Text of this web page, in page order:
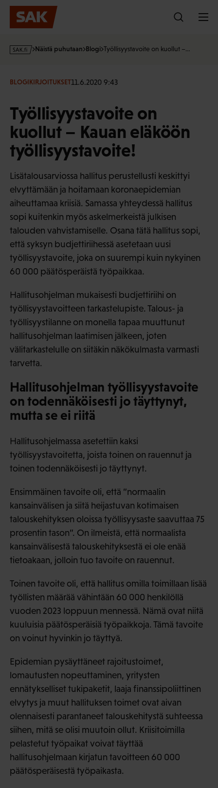
Hyppää
sisältöön
s
·
Näistä puhutaan Blogi Työllisyystavoite on kuollut –…
BLOGIKIRJOITUKSET11.6.2020 9:43
Työllisyystavoite on
kuollut – Kauan eläköön
työllisyystavoite!
Lisätalousarviossa hallitus perustellusti keskittyi
elvyttämään ja hoitamaan koronaepidemian
aiheuttamaa kriisiä. Samassa yhteydessä hallitus
sopi kuitenkin myös askelmerkeistä julkisen
talouden vahvistamiselle. Osana tätä hallitus sopi,
että syksyn budjettiriihessä asetetaan uusi
työllisyystavoite, joka on suurempi kuin nykyinen
60 000 päätösperäistä työpaikkaa.
Hallitusohjelman mukaisesti budjettiriihi on
työllisyystavoitteen tarkastelupiste. Talous- ja
työllisyystilanne on monella tapaa muuttunut
hallitusohjelman laatimisen jälkeen, joten
välitarkastelulle on siitäkin näkökulmasta varmasti
tarvetta.
Hallitusohjelman työllisyystavoite
on todennäköisesti jo täyttynyt,
mutta se ei riitä
Hallitusohjelmassa asetettiin kaksi
työllisyystavoitetta, joista toinen on rauennut ja
toinen todennäköisesti jo täyttynyt.
Ensimmäinen tavoite oli, että ”normaalin
kansainvälisen ja siitä heijastuvan kotimaisen
talouskehityksen oloissa työllisyysaste saavuttaa 75
prosentin tason”. On ilmeistä, että normaalista
kansainvälisestä talouskehityksestä ei ole enää
tietoakaan, jolloin tuo tavoite on rauennut.
Toinen tavoite oli, että hallitus omilla toimillaan lisää
työllisten määrää vähintään 60 000 henkilöllä
vuoden 2023 loppuun mennessä. Nämä ovat niitä
kuuluisia päätösperäisiä työpaikkoja. Tämä tavoite
on voinut hyvinkin jo täyttyä.
Epidemian pysäyttäneet rajoitustoimet,
lomautusten nopeuttaminen, yritysten
ennätykselliset tukipaketit, laaja finanssipoliittinen
elvytys ja muut hallituksen toimet ovat aivan
olennaisesti parantaneet talouskehitystä suhteessa
siihen, mitä se olisi muutoin ollut. Kriisitoimilla
pelastetut työpaikat voivat täyttää
hallitusohjelmaan kirjatun tavoitteen 60 000
päätösperäisestä työpaikasta.